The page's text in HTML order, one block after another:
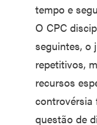
tempo e
O CPC
seguintes, o
repetitivos,
recursos
controvérsia
questão de